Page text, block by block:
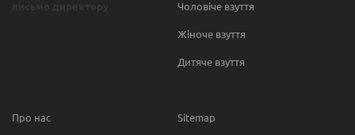
Чоловіче взуття
Жіноче взуття
Дитяче взуття
Про нас Sitemap